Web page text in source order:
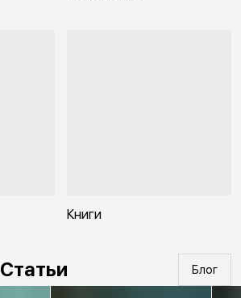
Книги
Статьи Блог